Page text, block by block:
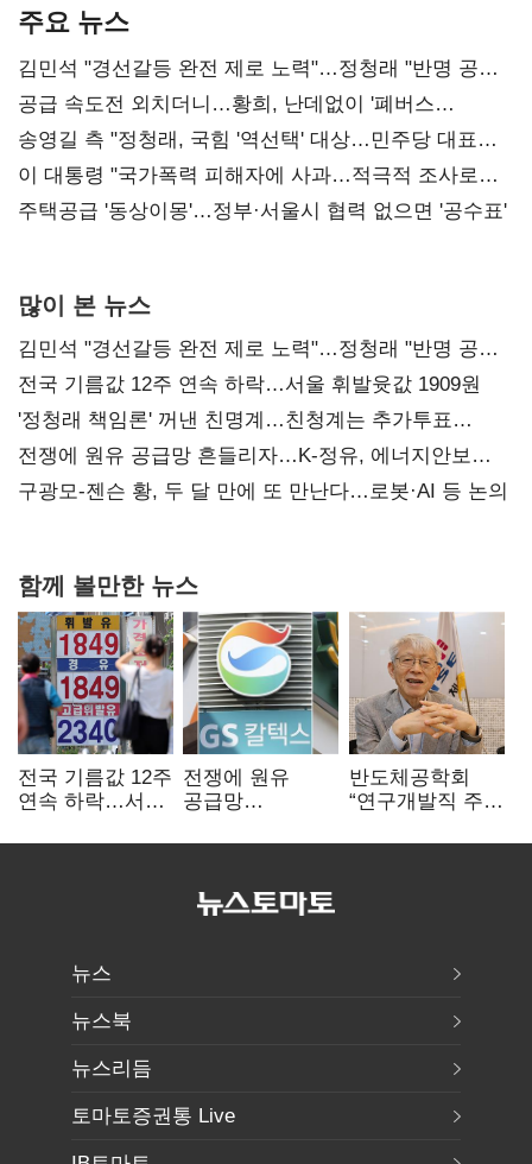
주요 뉴스
김민석 "경선갈등 완전 제로 노력"…정청래 "반명 공세
사과부터"
공급 속도전 외치더니…황희, 난데없이 '폐버스
리모델링' 제안
송영길 측 "정청래, 국힘 '역선택' 대상…민주당 대표로
총선 지휘 못해"
이 대통령 "국가폭력 피해자에 사과…적극적 조사로
진실 밝혀야"
주택공급 '동상이몽'…정부·서울시 협력 없으면 '공수표'
많이 본 뉴스
김민석 "경선갈등 완전 제로 노력"…정청래 "반명 공세
사과부터"
전국 기름값 12주 연속 하락…서울 휘발윳값 1909원
'정청래 책임론' 꺼낸 친명계…친청계는 추가투표
때리기
전쟁에 원유 공급망 흔들리자…K-정유, 에너지안보
핵심으로 재부상
구광모-젠슨 황, 두 달 만에 또 만난다…로봇·AI 등 논의
함께 볼만한 뉴스
전국 기름값 12주
연속 하락…서울
전쟁에 원유
공급망
정유, 에너지안보
반도체공학회
“연구개발직 주
개선해야”
뉴스
뉴스북
뉴스리듬
토마토증권통 Live